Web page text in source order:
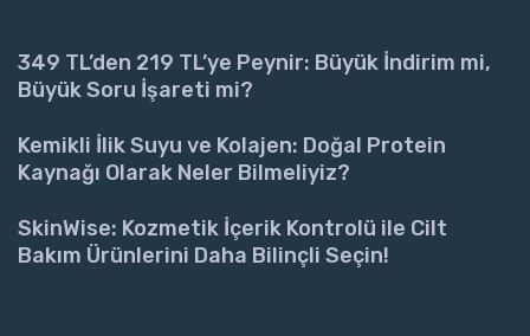
349 TL’den 219 TL’ye Peynir: Büyük İndirim mi,
Büyük Soru İşareti mi?
Kemikli İlik Suyu ve Kolajen: Doğal Protein
Kaynağı Olarak Neler Bilmeliyiz?
SkinWise: Kozmetik İçerik Kontrolü ile Cilt
Bakım Ürünlerini Daha Bilinçli Seçin!